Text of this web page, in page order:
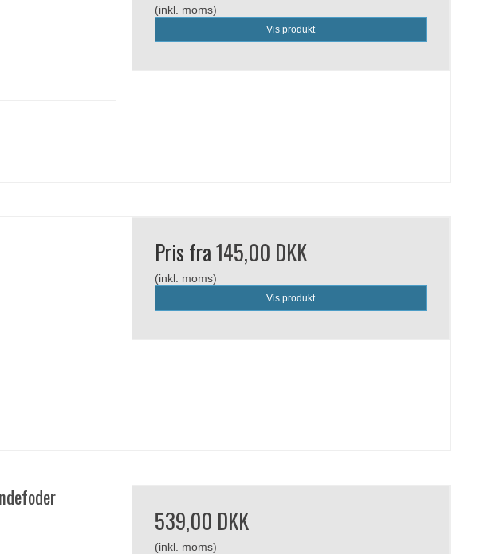
(inkl. moms)
Vis produkt
Pris fra145,00 DKK
(inkl. moms)
Vis produkt
539,00 DKK
(inkl. moms)